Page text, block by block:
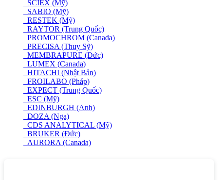
SCIEX (Mỹ)
SABIO (Mỹ)
RESTEK (Mỹ)
RAYTOR (Trung Quốc)
PROMOCHROM (Canada)
PRECISA (Thuỵ Sỹ)
MEMBRAPURE (Đức)
LUMEX (Canada)
HITACHI (Nhật Bản)
FROILABO (Pháp)
EXPECT (Trung Quốc)
ESC (Mỹ)
EDINBURGH (Anh)
DOZA (Nga)
CDS ANALYTICAL (Mỹ)
BRUKER (Đức)
AURORA (Canada)